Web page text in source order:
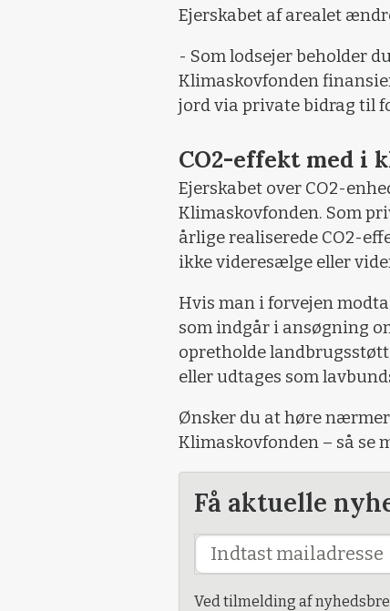
Ejerskabet af arealet
- Som lodsejer beholder
Klimaskovfonden
jord via private bidrag til
CO2-effekt med i
Ejerskabet over CO2-
Klimaskovfonden. Som
årlige realiserede CO2-
ikke videresælge eller
Hvis man i forvejen
som indgår i ansøgning
opretholde
eller udtages som
Ønsker du at høre
Klimaskovfonden – så se
Få aktuelle
Ved tilmelding af